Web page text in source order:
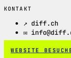
KONTAKT
↗ diff.ch
✉
WEBSITE